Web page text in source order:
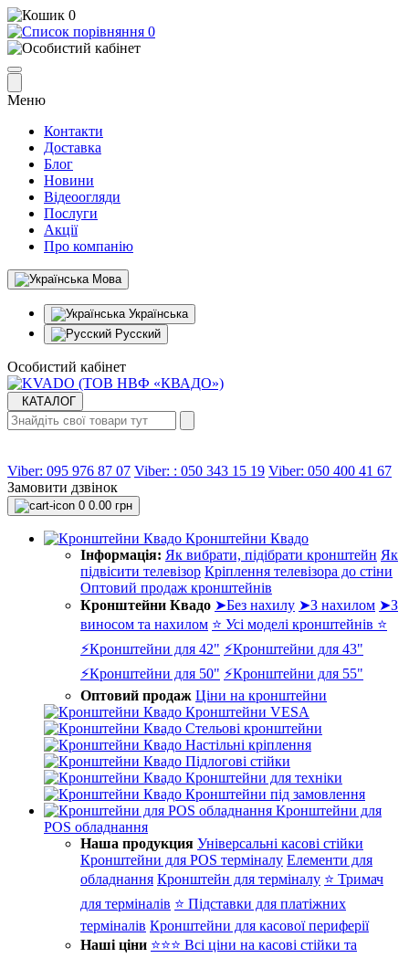
0
0
Меню
Контакти
Доставка
Блог
Новини
Відеоогляди
Послуги
Акції
Про компанію
Мова
Українська
Русский
Особистий кабінет
КАТАЛОГ
Viber: 095 976 87 07 Viber: : 050 343 15 19‬ Viber: 050 400 41 67
Замовити дзвінок
0 0.00 грн
Кронштейни Квадо
Інформація: Як вибрати, підібрати кронштейн Як
підвісити телевізор Кріплення телевізора до стіни
Оптовий продаж кронштейнів
Кронштейни Квадо ➤Без нахилу ➤З нахилом ➤З
виносом та нахилом ⭐ Усі моделі кронштейнів ⭐
⚡Кронштейни для 42" ⚡Кронштейни для 43"
⚡Кронштейни для 50" ⚡Кронштейни для 55"
Оптовий продаж Ціни на кронштейни
Кронштейни VESA
Стельові кронштейни
Настільні кріплення
Підлогові стійки
Кронштейни для техніки
Кронштейни під замовлення
Кронштейни для
POS обладнання
Наша продукция Універсальні касові стійки
Кронштейни для POS терміналу Елементи для
обладнання Кронштейн для терміналу ⭐ Тримач
для терміналів ⭐ Підставки для платіжних
терміналів Кронштейни для касової периферії
Наші ціни ⭐⭐⭐ Всі ціни на касові стійки та